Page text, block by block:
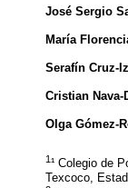
José Sergio
María
Serafín Cruz-
Cristian Nava-
Olga Gómez-
1 ¹ Colegio de
Texcoco,